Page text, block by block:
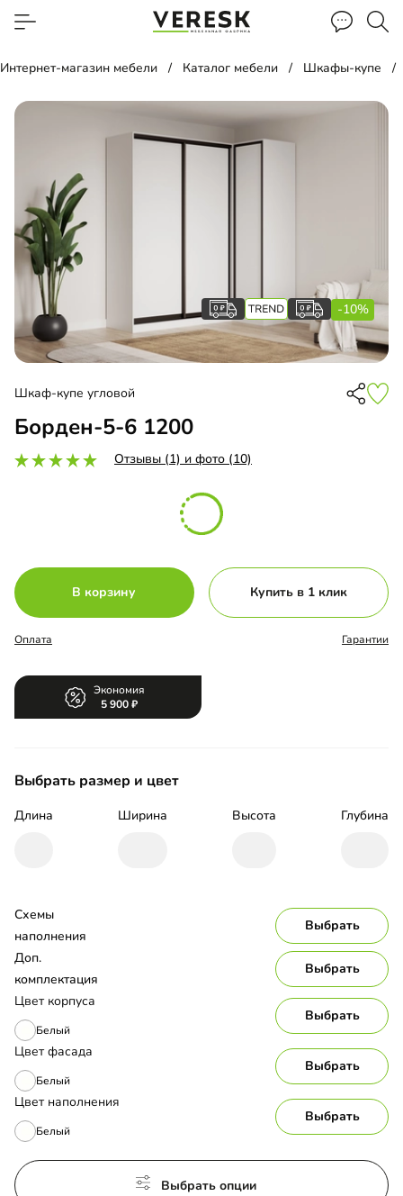
Интернет-магазин мебели Каталог мебели Шкафы-купе
-10%
Шкаф-купе угловой
Борден-5-6 1200
Отзывы (1) и фото (10)
В корзину Купить в 1 клик
Оплата Гарантии
Экономия
5 900
Выбрать размер и цвет
Длина Ширина Высота Глубина
Цвет корпуса
Белый
Выбрать
Цвет фасада
Белый
Выбрать
Цвет наполнения
Белый
Выбрать
Схемы
наполнения
Выбрать
Доп.
комплектация
Выбрать
Выбрать опции